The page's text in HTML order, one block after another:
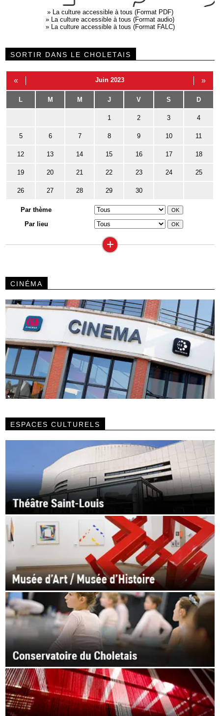
»
La culture accessible à tous (Format PDF)
»
La culture accessible à tous (Format audio)
»
La culture accessible à tous (Format FALC)
SORTIR DANS LE CHOLETAIS
« Juin 2023 »
L M M J V S D
1 2 3 4
5 6 7 8 9 10 11
12 13 14 15 16 17 18
19 20 21 22 23 24 25
26 27 28 29 30
Par thème
Par lieu
+
CINÉMA
ESPACES CULTURELS